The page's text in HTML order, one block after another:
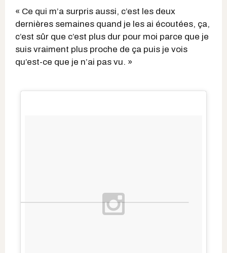
« Ce qui m’a surpris aussi, c’est les deux
dernières semaines quand je les ai écoutées, ça,
c’est sûr que c’est plus dur pour moi parce que je
suis vraiment plus proche de ça puis je vois
qu’est-ce que je n’ai pas vu. »